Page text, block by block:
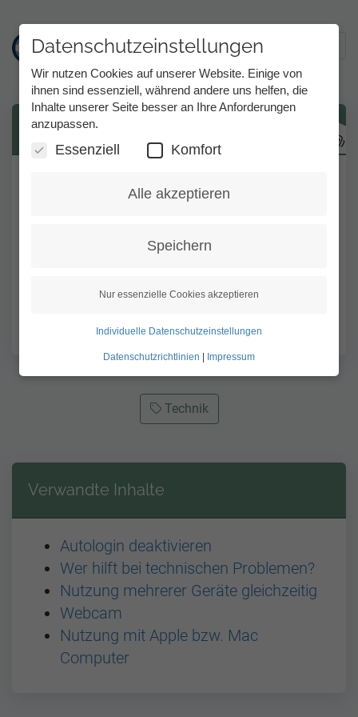
Direkt
Wo finde ich die MMX Software?
Endgeräte hier:
https://www.tess-kom.de/client-download
Dieser Eintrag war hilfreich für mich
Nicht hilfreich
Technik
Verwandte Inhalte
Autologin deaktivieren
Wer hilft bei technischen Problemen?
Nutzung mehrerer Geräte gleichzeitig
Webcam
Nutzung mit Apple bzw. Mac
Computer
Datenschutzeinstellungen
Wir nutzen Cookies auf unserer Website. Einige von
ihnen sind essenziell, während andere uns helfen, die
Inhalte unserer Seite besser an Ihre Anforderungen
anzupassen.
Essenziell Komfort
Alle akzeptieren
Speichern
Nur essenzielle Cookies akzeptieren
Individuelle Datenschutzeinstellungen
Datenschutzrichtlinien Impressum